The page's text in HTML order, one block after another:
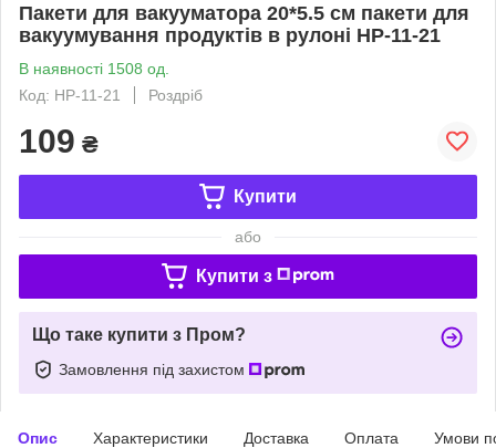
Пакети для вакууматора 20*5.5 см пакети для
вакуумування продуктів в рулоні HP-11-21
В наявності 1508 од.
Код: HP-11-21
Роздріб
109 ₴
Купити
або
Купити з
Що таке купити з Пром?
Замовлення під захистом
Опис Характеристики Доставка Оплата Умови